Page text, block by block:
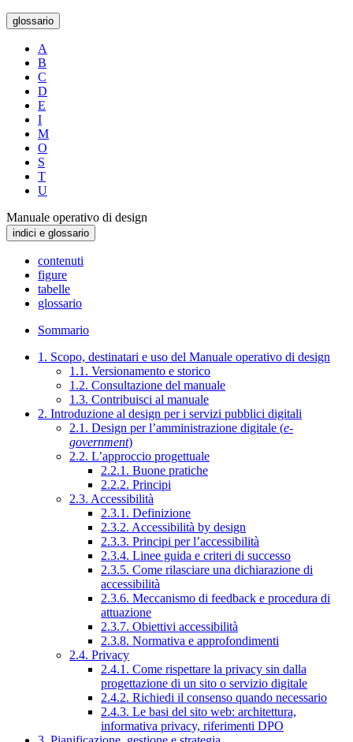
glossario
A
B
C
D
E
I
M
O
S
T
U
Manuale operativo di design
indici e glossario
contenuti
figure
tabelle
glossario
Sommario
1. Scopo, destinatari e uso del Manuale operativo di design
1.1. Versionamento e storico
1.2. Consultazione del manuale
1.3. Contribuisci al manuale
2. Introduzione al design per i servizi pubblici digitali
2.1. Design per l’amministrazione digitale (e-
government)
2.2. L’approccio progettuale
2.2.1. Buone pratiche
2.2.2. Principi
2.3. Accessibilità
2.3.1. Definizione
2.3.2. Accessibilità by design
2.3.3. Principi per l’accessibilità
2.3.4. Linee guida e criteri di successo
2.3.5. Come rilasciare una dichiarazione di
accessibilità
2.3.6. Meccanismo di feedback e procedura di
attuazione
2.3.7. Obiettivi accessibilità
2.3.8. Normativa e approfondimenti
2.4. Privacy
2.4.1. Come rispettare la privacy sin dalla
progettazione di un sito o servizio digitale
2.4.2. Richiedi il consenso quando necessario
2.4.3. Le basi del sito web: architettura,
informativa privacy, riferimenti DPO